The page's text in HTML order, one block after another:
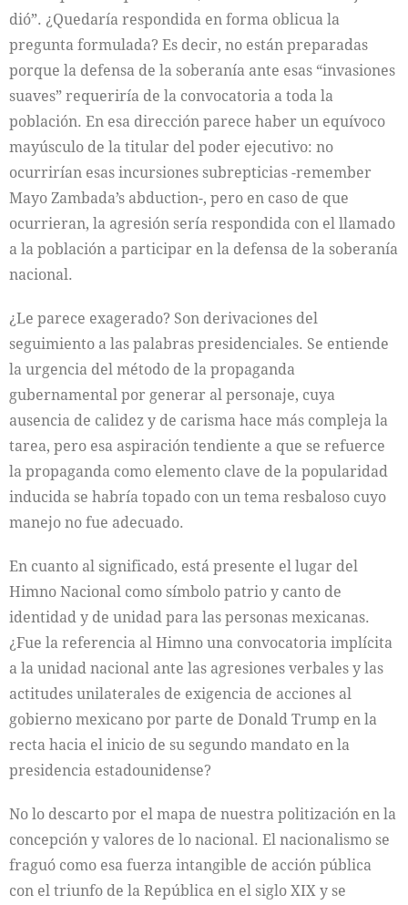
dió”. ¿Quedaría respondida en forma oblicua la
pregunta formulada? Es decir, no están preparadas
porque la defensa de la soberanía ante esas “invasiones
suaves” requeriría de la convocatoria a toda la
población. En esa dirección parece haber un equívoco
mayúsculo de la titular del poder ejecutivo: no
ocurrirían esas incursiones subrepticias -remember
Mayo Zambada’s abduction-, pero en caso de que
ocurrieran, la agresión sería respondida con el llamado
a la población a participar en la defensa de la soberanía
nacional.
¿Le parece exagerado? Son derivaciones del
seguimiento a las palabras presidenciales. Se entiende
la urgencia del método de la propaganda
gubernamental por generar al personaje, cuya
ausencia de calidez y de carisma hace más compleja la
tarea, pero esa aspiración tendiente a que se refuerce
la propaganda como elemento clave de la popularidad
inducida se habría topado con un tema resbaloso cuyo
manejo no fue adecuado.
En cuanto al significado, está presente el lugar del
Himno Nacional como símbolo patrio y canto de
identidad y de unidad para las personas mexicanas.
¿Fue la referencia al Himno una convocatoria implícita
a la unidad nacional ante las agresiones verbales y las
actitudes unilaterales de exigencia de acciones al
gobierno mexicano por parte de Donald Trump en la
recta hacia el inicio de su segundo mandato en la
presidencia estadounidense?
No lo descarto por el mapa de nuestra politización en la
concepción y valores de lo nacional. El nacionalismo se
fraguó como esa fuerza intangible de acción pública
con el triunfo de la República en el siglo XIX y se